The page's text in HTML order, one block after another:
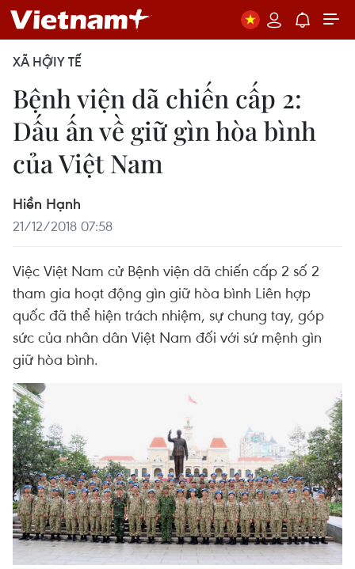
XÃ HỘIY TẾ
Bệnh viện dã chiến cấp 2:
Dấu ấn về giữ gìn hòa bình
của Việt Nam
Hiền Hạnh
21/12/2018 07:58
Việc Việt Nam cử Bệnh viện dã chiến cấp 2 số 2
tham gia hoạt động gìn giữ hòa bình Liên hợp
quốc đã thể hiện trách nhiệm, sự chung tay, góp
sức của nhân dân Việt Nam đối với sứ mệnh gìn
giữ hòa bình.